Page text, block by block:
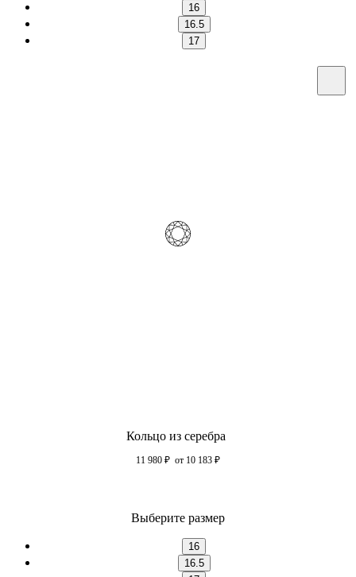
16
16.5
17
Кольцо из серебра
11 980 ₽ от 10 183 ₽
Выберите размер
16
16.5